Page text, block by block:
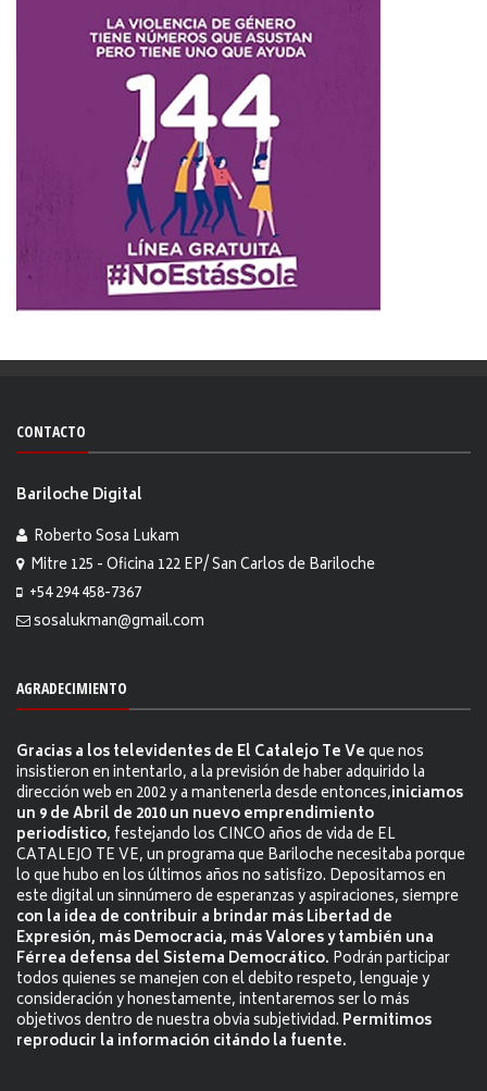
CONTACTO
Bariloche Digital
Roberto Sosa Lukam
Mitre 125 - Oficina 122 EP/ San Carlos de Bariloche
+54 294 458-7367
sosalukman@gmail.com
AGRADECIMIENTO
Gracias a los televidentes de El Catalejo Te Veque nos
insistieron en intentarlo, a la previsión de haber adquirido la
dirección web en 2002 y a mantenerla desde entonces,iniciamos
un 9 de Abril de 2010 un nuevo emprendimiento
periodístico, festejando los CINCO años de vida de EL
CATALEJO TE VE, un programa que Bariloche necesitaba porque
lo que hubo en los últimos años no satisfizo. Depositamos en
este digital un sinnúmero de esperanzas y aspiraciones, siempre
con la idea de contribuir a brindar más Libertad de
Expresión, más Democracia, más Valores y también una
Férrea defensa del Sistema Democrático. Podrán participar
todos quienes se manejen con el debito respeto, lenguaje y
consideración y honestamente, intentaremos ser lo más
objetivos dentro de nuestra obvia subjetividad. Permitimos
reproducir la información citándo la fuente.